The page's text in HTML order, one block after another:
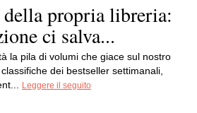
propria libreria:
ci salva...
la pila di volumi che giace sul nostro
dei bestseller settimanali,
Leggere il seguito